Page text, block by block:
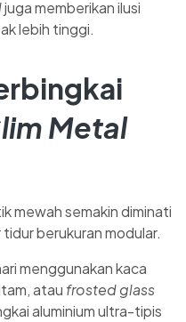
juga memberikan ilusi
lebih tinggi.
Metal
mewah semakin diminati
berukuran modular.
menggunakan kaca
atau frosted glass
aluminium ultra-tipis